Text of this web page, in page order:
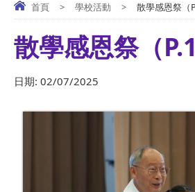
首頁 > 學校活動 > 散學感恩祭（
散學感恩祭（
日期: 02/07/2025